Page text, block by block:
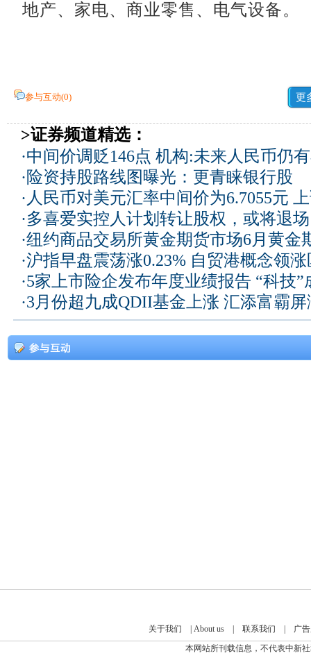
地产、家电、商业零售、电气设备。
参与互动(0) 更
>证券频道精选：
·中间价调贬146点 机构:未来人民币仍
· 险资持股路线图曝光：更青睐银行股
· 人民币对美元汇率中间价为6.7055元
·多喜爱实控人计划转让股权，或将退场
·纽约商品交易所黄金期货市场6月黄金
·沪指早盘震荡涨0.23% 自贸港概念领
·5家上市险企发布年度业绩报告 “科技”
·3月份超九成QDII基金上涨 汇添富霸
关于我们 About us| 联系我们
广
本网站所刊载信息，不代表中新